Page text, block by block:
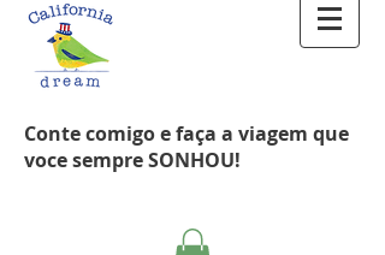
Conte comigo e faça a viagem que
voce sempre SONHOU!